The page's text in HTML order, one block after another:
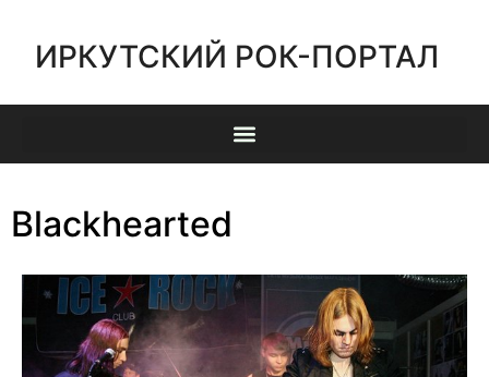
ИРКУТСКИЙ РОК-ПОРТАЛ
Blackhearted